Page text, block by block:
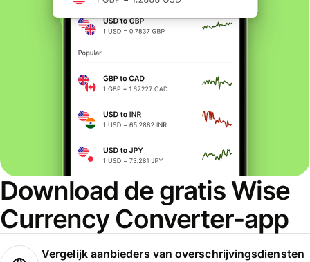
Download de gratis Wise
Currency Converter-app
Vergelijk aanbieders van overschrijvingsdiensten